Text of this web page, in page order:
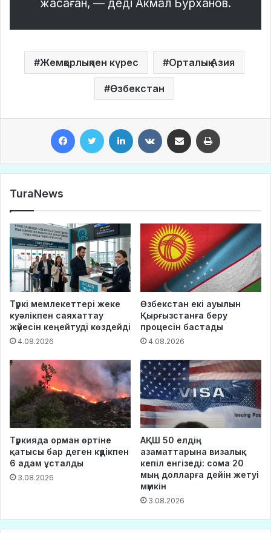
жасаған, — деді Акмал Бурханов.
Жемқорлықпен күрес Орталық Азия
Өзбекстан
TuraNews
Түркі мемлекеттері жеке
куәлікпен саяхаттау
жүйесін кеңейтуді көздейді
4.08.2026
Өзбекстан екі ауылын
Қырғызстанға беру
процесін бастады
4.08.2026
Түркияда орман өртіне
қатысы бар деген күдікпен
6 адам ұсталды
3.08.2026
АҚШ 50 елдің
азаматтарына визалық
кепіл енгізеді: сома 20
мың долларға дейін жетуі
мүмкін
3.08.2026